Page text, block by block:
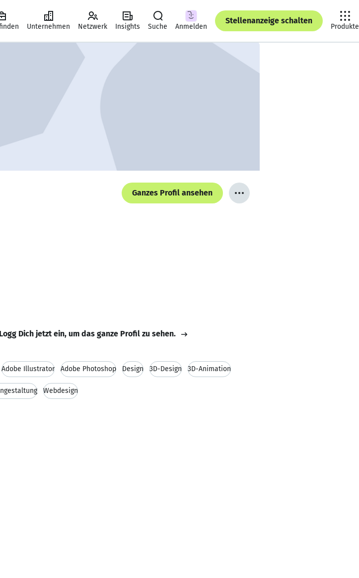
Unternehmen Netzwerk Insights Suche Anmelden
Stellenanzeige schalten
Produkte
Ganzes Profil ansehen
Logg Dich jetzt ein, um das ganze Profil zu sehen.
Adobe Illustrator Adobe Photoshop Design 3D-Design 3D-Animation
Webdesign